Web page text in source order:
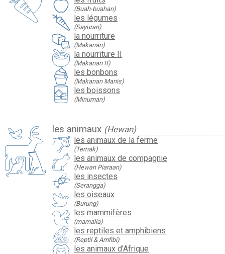
(Buah-buahan)
les légumes
(Sayuran)
la nourriture
(Makanan)
la nourriture II
(Makanan II)
les bonbons
(Makanan Manis)
les boissons
(Minuman)
les animaux (Hewan)
les animaux de la ferme
(Ternak)
les animaux de compagnie
(Hewan Piaraan)
les insectes
(Serangga)
les oiseaux
(Burung)
les mammifères
(mamalia)
les reptiles et amphibiens
(Reptil & Amfibi)
les animaux d'Afrique